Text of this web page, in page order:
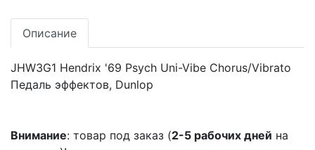
Описание
JHW3G1 Hendrix '69 Psych Uni-Vibe Chorus/Vibrato
Педаль эффектов, Dunlop
Внимание: товар под заказ (2-5 рабочих дней на